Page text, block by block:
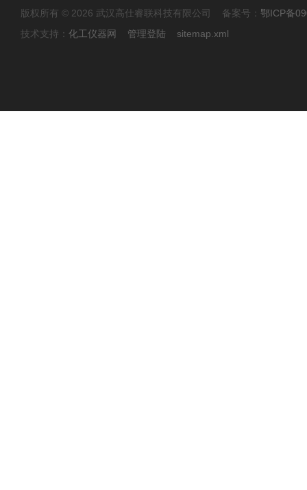
版权所有 © 2026 武汉高仕睿联科技有限公司 备案号： 鄂ICP备
技术支持： 化工仪器网 管理登陆 sitemap.xml